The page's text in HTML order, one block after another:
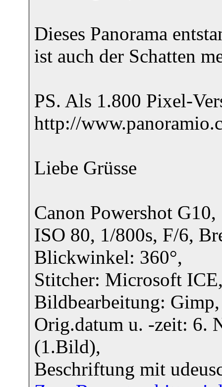
Dieses Panorama
ist auch der Schatten
PS. Als 1.800 Pixel-
http://
Liebe Grüsse
Canon Powershot
ISO 80, 1/800s, F/6,
Blickwinkel: 360°,
Stitcher: Microsoft
Bildbearbeitung: Gimp,
Orig.datum u. -zeit: 6.
(1.Bild),
Beschriftung mit